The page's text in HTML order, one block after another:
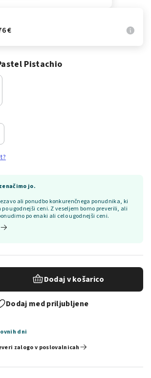
€
Pistachio
jo.
ali ponudbo konkurenčnega ponudnika, ki
ugodnejši ceni. Z veseljem bomo preverili, ali
po enaki ali celo ugodnejši ceni.
Dodaj v košarico
Dodaj med priljubljene
dni
zalogo v poslovalnicah